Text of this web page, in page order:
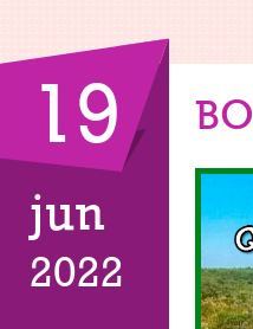
19
jun
2022